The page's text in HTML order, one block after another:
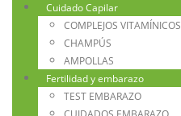
Cuidado Capilar
COMPLEJOS VITAMÍNICOS
CHAMPÚS
AMPOLLAS
Fertilidad y embarazo
TEST EMBARAZO